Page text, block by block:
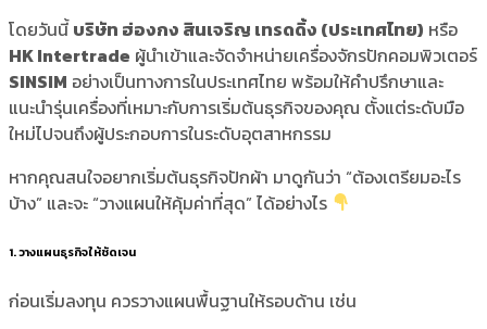
โดยวันนี้บริษัท ฮ่องกง สินเจริญ เทรดดิ้ง (ประเทศไทย) หรือ
HK Intertrade ผู้นำเข้าและจัดจำหน่ายเครื่องจักรปักคอมพิวเตอร์
SINSIM อย่างเป็นทางการในประเทศไทย พร้อมให้คำปรึกษาและ
แนะนำรุ่นเครื่องที่เหมาะกับการเริ่มต้นธุรกิจของคุณ ตั้งแต่ระดับมือ
ใหม่ไปจนถึงผู้ประกอบการในระดับอุตสาหกรรม
หากคุณสนใจอยากเริ่มต้นธุรกิจปักผ้า มาดูกันว่า “ต้องเตรียมอะไร
บ้าง” และจะ “วางแผนให้คุ้มค่าที่สุด” ได้อย่างไร
1. วางแผนธุรกิจให้ชัดเจน
ก่อนเริ่มลงทุน ควรวางแผนพื้นฐานให้รอบด้าน เช่น